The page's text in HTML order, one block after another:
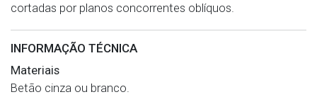
cortadas por planos concorrentes oblíquos.
INFORMAÇÃO TÉCNICA
Materiais
Betão cinza ou branco.